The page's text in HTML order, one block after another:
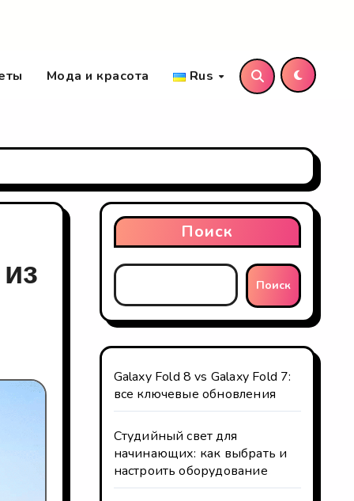
Мода и красота Rus
Поиск
Поиск
Galaxy Fold 8 vs Galaxy Fold 7:
все ключевые обновления
Студийный свет для
начинающих: как выбрать и
настроить оборудование